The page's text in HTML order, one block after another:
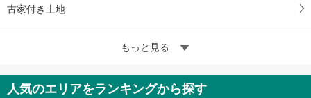
古家付き土地
もっと見る
人気のエリアをランキングから探す